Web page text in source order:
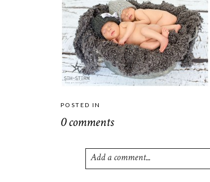
POSTED IN
0 comments
Add a comment...